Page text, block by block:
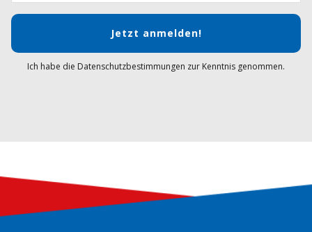
Jetzt anmelden!
Ich habe die Datenschutzbestimmungen zur Kenntnis genommen.